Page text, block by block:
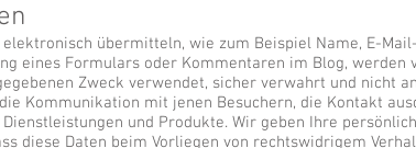
übermitteln, wie zum Beispiel Name, E-
eines Formulars oder Kommentaren im Blog, werden
Zweck verwendet, sicher verwahrt und nicht
Kommunikation mit jenen Besuchern, die Kontakt
und Produkte. Wir geben Ihre
diese Daten beim Vorliegen von rechtswidrigem